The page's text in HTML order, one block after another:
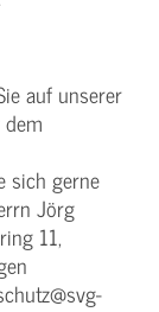
auf unserer
sich gerne
Jörg
11,